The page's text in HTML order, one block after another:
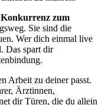
Konkurrenz zum
Sie sind die
Wer dich einmal live
Das spart dir
Arbeit zu deiner passt.
Ärztinnen,
dir Türen, die du allein